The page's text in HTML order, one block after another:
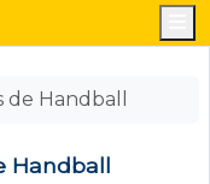
Handball
Handball